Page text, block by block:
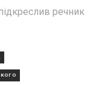
речник